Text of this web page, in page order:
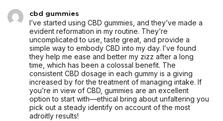
cbd gummies
I’ve started using CBD gummies, and they’ve made a
evident reformation in my routine. They’re
uncomplicated to use, taste great, and provide a
simple way to embody CBD into my day. I’ve found
they help me ease and better my zizz after a long
time, which has been a colossal benefit. The
consistent CBD dosage in each gummy is a giving
increased by for the treatment of managing intake. If
you’re in view of CBD, gummies are an excellent
option to start with—ethical bring about unfaltering you
pick out a steady identify on account of the most
adroitly results!